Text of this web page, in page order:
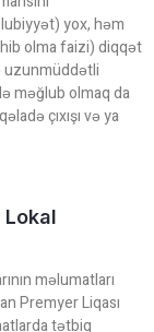
yox, həm
olma faizi) diqqət
uzunmüddətli
məğlub olmaq da
çıxışı və ya
Lokal
məlumatları
Premyer Liqası
tətbiq